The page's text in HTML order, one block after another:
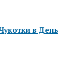
в День